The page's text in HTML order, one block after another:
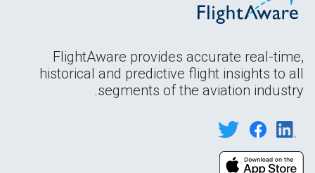
FlightAware provides accurate real-time,
historical and predictive flight insights to all
segments of the aviation industry.